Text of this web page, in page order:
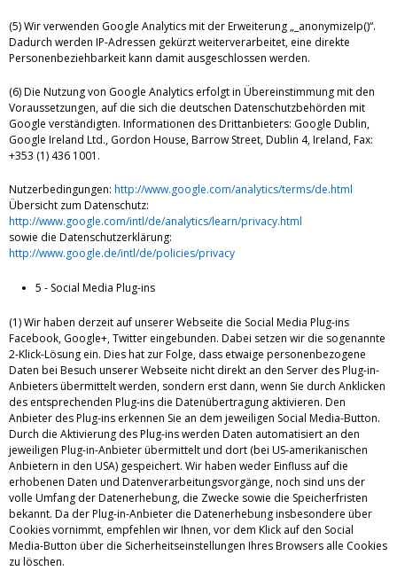
(5) Wir verwenden Google Analytics mit der Erweiterung „_anonymizeIp()“.
Dadurch werden IP-Adressen gekürzt weiterverarbeitet, eine direkte
Personenbeziehbarkeit kann damit ausgeschlossen werden.
(6) Die Nutzung von Google Analytics erfolgt in Übereinstimmung mit den
Voraussetzungen, auf die sich die deutschen Datenschutzbehörden mit
Google verständigten. Informationen des Drittanbieters: Google Dublin,
Google Ireland Ltd., Gordon House, Barrow Street, Dublin 4, Ireland, Fax:
+353 (1) 436 1001.
Nutzerbedingungen: http://www.google.com/analytics/terms/de.html
Übersicht zum Datenschutz:
http://www.google.com/intl/de/analytics/learn/privacy.html
sowie die Datenschutzerklärung:
http://www.google.de/intl/de/policies/privacy
5 - Social Media Plug-ins
(1) Wir haben derzeit auf unserer Webseite die Social Media Plug-ins
Facebook, Google+, Twitter eingebunden. Dabei setzen wir die sogenannte
2-Klick-Lösung ein. Dies hat zur Folge, dass etwaige personenbezogene
Daten bei Besuch unserer Webseite nicht direkt an den Server des Plug-in-
Anbieters übermittelt werden, sondern erst dann, wenn Sie durch Anklicken
des entsprechenden Plug-ins die Datenübertragung aktivieren. Den
Anbieter des Plug-ins erkennen Sie an dem jeweiligen Social Media-Button.
Durch die Aktivierung des Plug-ins werden Daten automatisiert an den
jeweiligen Plug-in-Anbieter übermittelt und dort (bei US-amerikanischen
Anbietern in den USA) gespeichert. Wir haben weder Einfluss auf die
erhobenen Daten und Datenverarbeitungsvorgänge, noch sind uns der
volle Umfang der Datenerhebung, die Zwecke sowie die Speicherfristen
bekannt. Da der Plug-in-Anbieter die Datenerhebung insbesondere über
Cookies vornimmt, empfehlen wir Ihnen, vor dem Klick auf den Social
Media-Button über die Sicherheitseinstellungen Ihres Browsers alle Cookies
zu löschen.